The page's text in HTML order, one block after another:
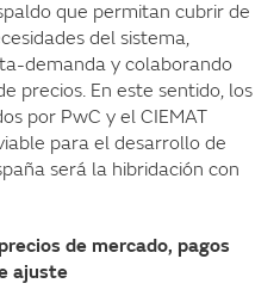
que permitan cubrir de
del sistema,
demanda y colaborando
precios. En este sentido, los
por PwC y el CIEMAT
para el desarrollo de
será la hibridación con
de mercado, pagos
ajuste